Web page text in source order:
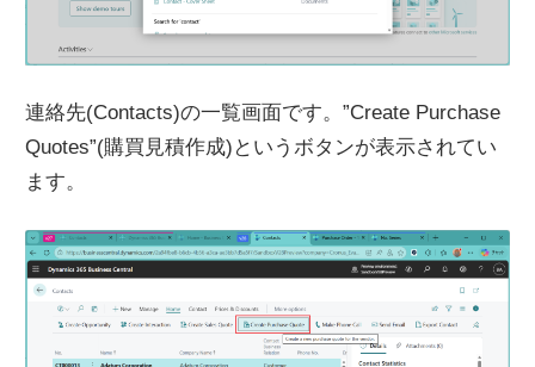
連絡先(Contacts)の一覧画面です。”Create Purchase
Quotes”(購買見積作成)というボタンが表示されてい
ます。